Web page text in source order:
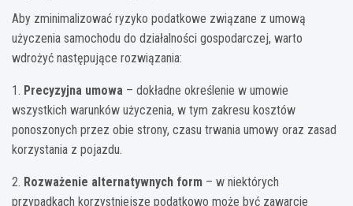
Aby zminimalizować ryzyko podatkowe związane z umową
użyczenia samochodu do działalności gospodarczej, warto
wdrożyć następujące rozwiązania:
1. Precyzyjna umowa – dokładne określenie w umowie
wszystkich warunków użyczenia, w tym zakresu kosztów
ponoszonych przez obie strony, czasu trwania umowy oraz zasad
korzystania z pojazdu.
2. Rozważenie alternatywnych form – w niektórych
przypadkach korzystniejsze podatkowo może być zawarcie